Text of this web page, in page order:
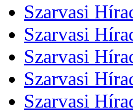
Szarvasi
Szarvasi
Szarvasi
Szarvasi
Szarvasi